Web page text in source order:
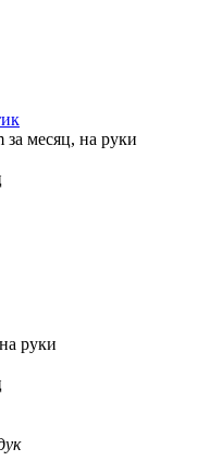
за месяц, на руки
на руки